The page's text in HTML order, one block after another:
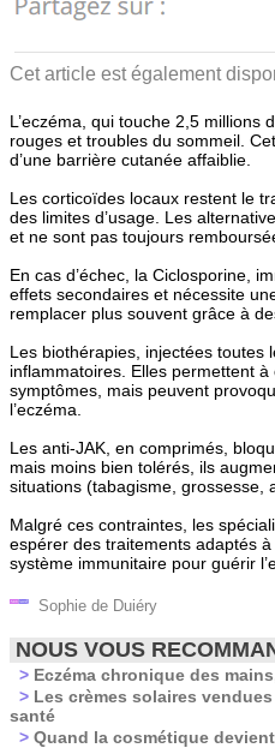
Cet article est également
L’eczéma, qui touche 2,5
rouges et troubles du sommeil.
d’une barrière cutanée affaiblie.
Les corticoïdes locaux restent le
des limites d’usage. Les
et ne sont pas toujours
En cas d’échec, la Ciclosporine,
effets secondaires et nécessite
remplacer plus souvent grâce à
Les biothérapies, injectées toutes
inflammatoires. Elles permettent
symptômes, mais peuvent
l’eczéma.
Les anti-JAK, en comprimés,
mais moins bien tolérés, ils
situations (tabagisme, grossesse,
Malgré ces contraintes, les
espérer des traitements adaptés
système immunitaire pour guérir
Sophie de Duiéry
NOUS VOUS
> Eczéma chronique des
> Les crèmes solaires
santé
> Quand la cosmétique